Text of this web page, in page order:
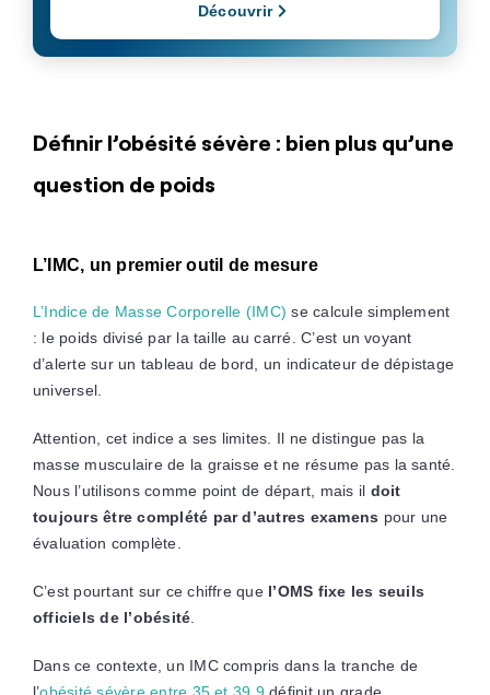
Découvrir
Définir l’obésité sévère : bien plus qu’une
question de poids
L’IMC, un premier outil de mesure
L’Indice de Masse Corporelle (IMC) se calcule simplement
: le poids divisé par la taille au carré. C’est un voyant
d’alerte sur un tableau de bord, un indicateur de dépistage
universel.
Attention, cet indice a ses limites. Il ne distingue pas la
masse musculaire de la graisse et ne résume pas la santé.
Nous l’utilisons comme point de départ, mais il doit
toujours être complété par d’autres examens pour une
évaluation complète.
C’est pourtant sur ce chiffre que l’OMS fixe les seuils
officiels de l’obésité
Dans ce contexte, un IMC compris dans la tranche de